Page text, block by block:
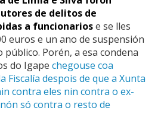
de delitos de
a funcionariose se lles
euros e un ano de suspensión
Porén, a esa condena
do Igape chegouse coa
Fiscalía despois de que a Xunta
contra eles nin contra o ex-
só contra o resto de